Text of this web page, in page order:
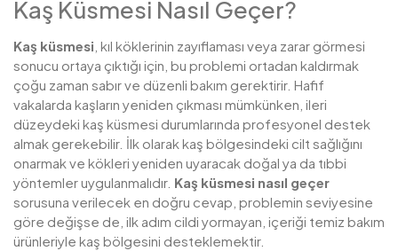
Kaş Küsmesi Nasıl Geçer?
Kaş küsmesi , kıl köklerinin zayıflaması veya zarar görmesi
sonucu ortaya çıktığı için, bu problemi ortadan kaldırmak
çoğu zaman sabır ve düzenli bakım gerektirir. Hafif
vakalarda kaşların yeniden çıkması mümkünken, ileri
düzeydeki kaş küsmesi durumlarında profesyonel destek
almak gerekebilir. İlk olarak kaş bölgesindeki cilt sağlığını
onarmak ve kökleri yeniden uyaracak doğal ya da tıbbi
yöntemler uygulanmalıdır. Kaş küsmesi nasıl geçer
sorusuna verilecek en doğru cevap, problemin seviyesine
göre değişse de, ilk adım cildi yormayan, içeriği temiz bakım
ürünleriyle kaş bölgesini desteklemektir.